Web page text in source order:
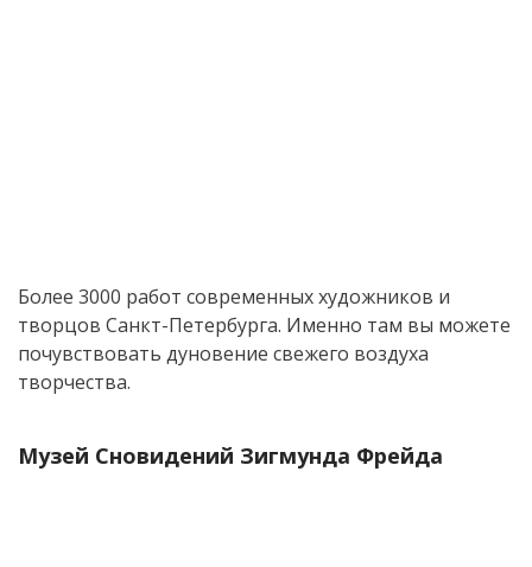
Более 3000 работ современных художников и
творцов Санкт-Петербурга. Именно там вы можете
почувствовать дуновение свежего воздуха
творчества.
Музей Сновидений Зигмунда Фрейда